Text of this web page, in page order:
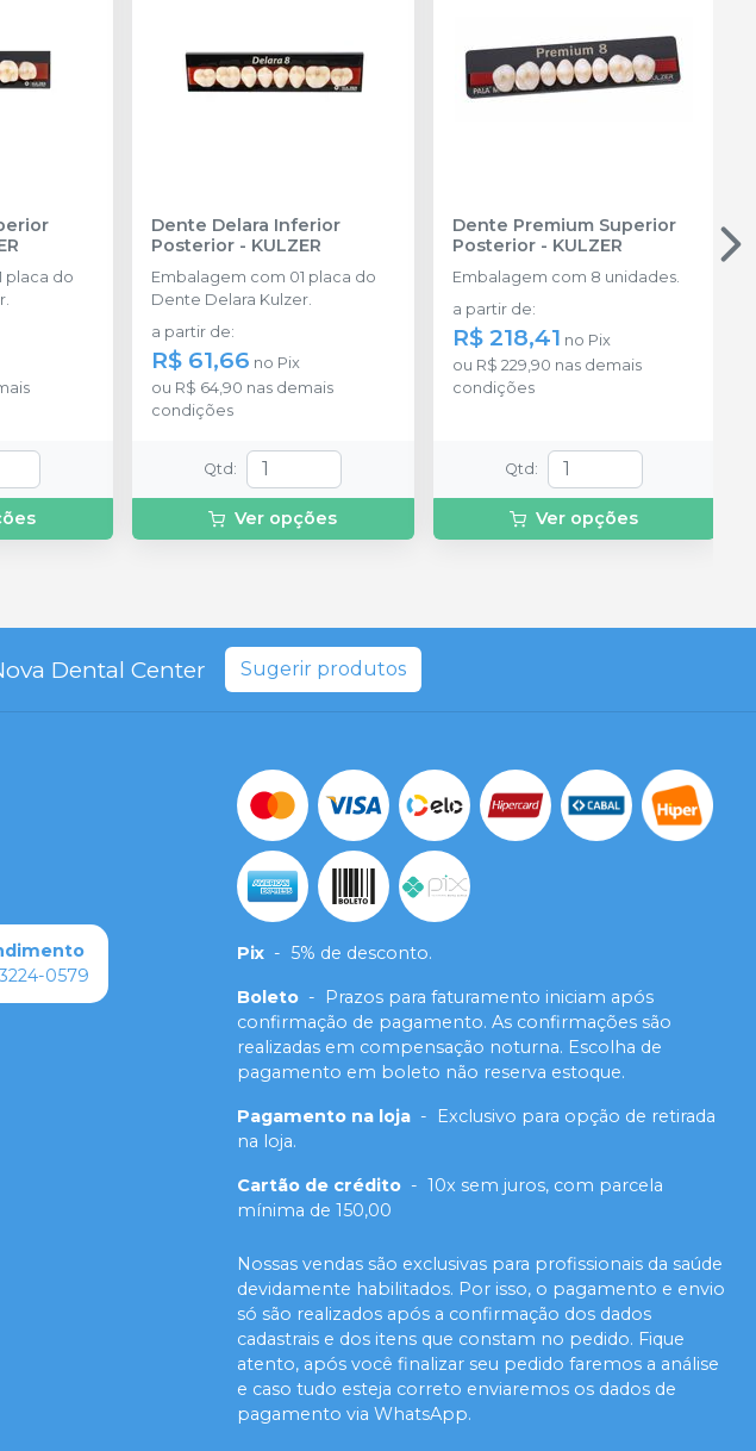
placa do
Dente Delara Inferior
Posterior - KULZER
Embalagem com 01 placa do
Dente Delara Kulzer.
a partir de:
R$ 61,66 no Pix
ou R$ 64,90 nas demais
condições
Qtd :
Ver opções
Dente Premium Superior
Posterior- KULZER
Embalagem com 8 unidades.
a partir de:
R$ 218,41 no Pix
ou R$ 229,90 nas demais
condições
Qtd :
Ver opções
Dental Center Sugerir produtos
0579
Pix - 5% de desconto.
Boleto -
Prazos para faturamento iniciam após
confirmação de pagamento. As confirmações são
realizadas em compensação noturna. Escolha de
pagamento em boleto não reserva estoque.
Pagamento na loja -
Exclusivo para opção de retirada
na loja.
Cartão de crédito - 10x sem juros, com parcela
mínima de 150,00
Nossas vendas são exclusivas para profissionais da saúde
devidamente habilitados. Por isso, o pagamento e envio
só são realizados após a confirmação dos dados
cadastrais e dos itens que constam no pedido. Fique
atento, após você finalizar seu pedido faremos a análise
e caso tudo esteja correto enviaremos os dados de
pagamento via WhatsApp.